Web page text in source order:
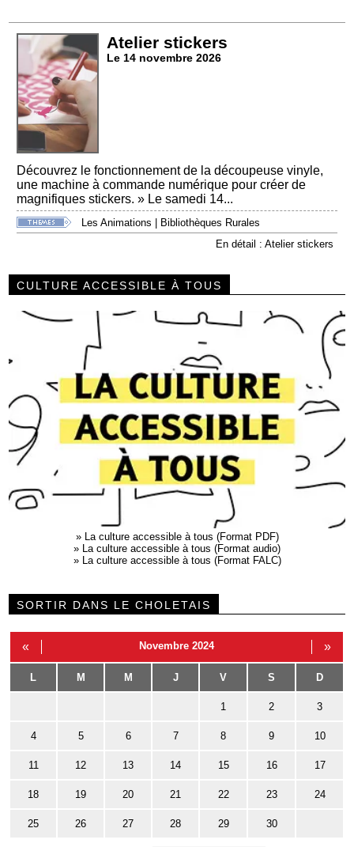
Atelier stickers
Le 14 novembre 2026
Découvrez le fonctionnement de la découpeuse vinyle,
une machine à commande numérique pour créer de
magnifiques stickers. » Le samedi 14...
Les Animations | Bibliothèques Rurales
En détail : Atelier stickers
CULTURE ACCESSIBLE À TOUS
»
La culture accessible à tous (Format PDF)
»
La culture accessible à tous (Format audio)
»
La culture accessible à tous (Format FALC)
SORTIR DANS LE CHOLETAIS
« Novembre 2024 »
L M M J V S D
1 2 3
4 5 6 7 8 9 10
11 12 13 14 15 16 17
18 19 20 21 22 23 24
25 26 27 28 29 30